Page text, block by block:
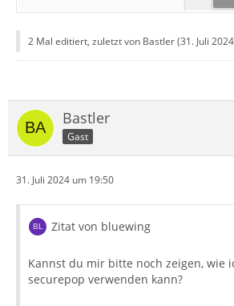
2 Mal editiert, zuletzt von Bastler (31. Juli
Bastler
Gast
31. Juli 2024 um 19:50
Zitat von bluewing
Kannst du mir bitte noch zeigen, wie
securepop verwenden kann?